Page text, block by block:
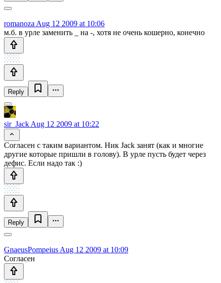
romanoza Aug 12 2009 at 10:06
м.б. в урле заменить _ на -, хотя не очень кошерно, конечно
Reply
sir_Jack Aug 12 2009 at 10:22
Согласен с таким вариантом. Ник Jack занят (как и многие
другие которые пришли в голову). В урле пусть будет через
дефис. Если надо так :)
Reply
GnaeusPompeius Aug 12 2009 at 10:09
Согласен